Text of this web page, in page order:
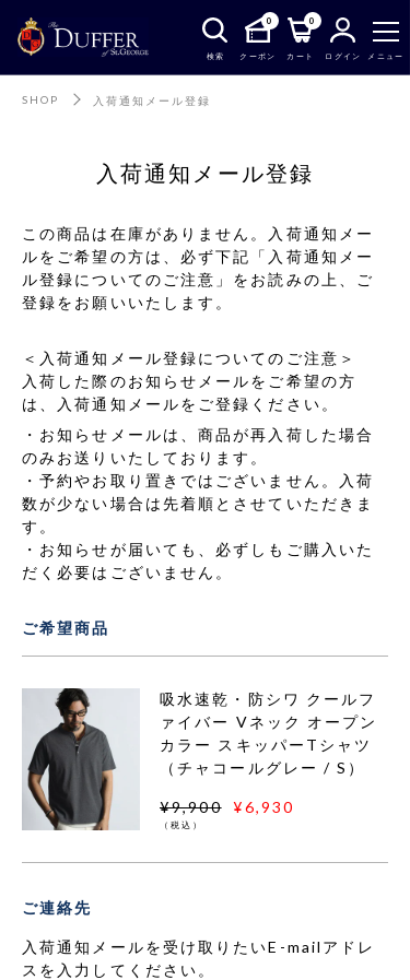
検索
0
クーポン
0
カート ログイン メニュー
SHOP 入荷通知メール登録
入荷通知メール登録
この商品は在庫がありません。入荷通知メー
ルをご希望の方は、必ず下記「入荷通知メー
ル登録についてのご注意」をお読みの上、ご
登録をお願いいたします。
＜入荷通知メール登録についてのご注意＞
入荷した際のお知らせメールをご希望の方
は、入荷通知メールをご登録ください。
お知らせメールは、商品が再入荷した場合
のみお送りいたしております。
予約やお取り置きではございません。入荷
数が少ない場合は先着順とさせていただきま
す。
お知らせが届いても、必ずしもご購入いた
だく必要はございません。
ご希望商品
吸水速乾・防シワ クールフ
ァイバー Vネック オープン
カラー スキッパーTシャツ
（チャコールグレー / S）
¥9,900 ¥6,930
（税込）
ご連絡先
入荷通知メールを受け取りたいE-mailアドレ
スを入力してください。